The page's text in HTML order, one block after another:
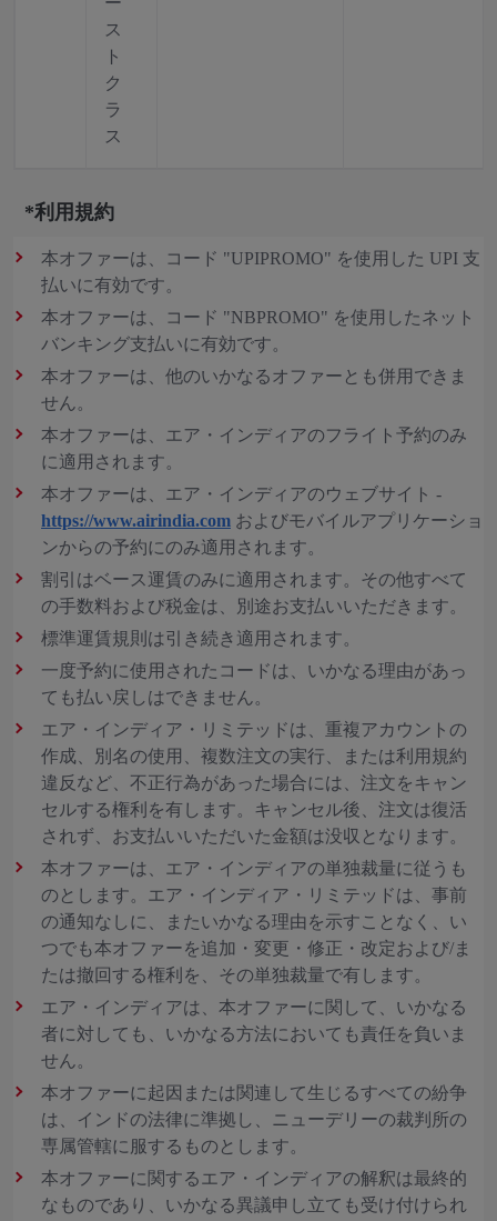
ス
ト
ク
ラ
ス
*利用規約
本オファーは、コード "UPIPROMO" を使用した UPI 支
払いに有効です。
本オファーは、コード "NBPROMO" を使用したネット
バンキング支払いに有効です。
本オファーは、他のいかなるオファーとも併用できま
せん。
本オファーは、エア・インディアのフライト予約のみ
に適用されます。
本オファーは、エア・インディアのウェブサイト -
https://www.airindia.com およびモバイルアプリケーショ
ンからの予約にのみ適用されます。
割引はベース運賃のみに適用されます。その他すべて
の手数料および税金は、別途お支払いいただきます。
標準運賃規則は引き続き適用されます。
一度予約に使用されたコードは、いかなる理由があっ
ても払い戻しはできません。
エア・インディア・リミテッドは、重複アカウントの
作成、別名の使用、複数注文の実行、または利用規約
違反など、不正行為があった場合には、注文をキャン
セルする権利を有します。キャンセル後、注文は復活
されず、お支払いいただいた金額は没収となります。
本オファーは、エア・インディアの単独裁量に従うも
のとします。エア・インディア・リミテッドは、事前
の通知なしに、またいかなる理由を示すことなく、い
つでも本オファーを追加・変更・修正・改定および/ま
たは撤回する権利を、その単独裁量で有します。
エア・インディアは、本オファーに関して、いかなる
者に対しても、いかなる方法においても責任を負いま
せん。
本オファーに起因または関連して生じるすべての紛争
は、インドの法律に準拠し、ニューデリーの裁判所の
専属管轄に服するものとします。
本オファーに関するエア・インディアの解釈は最終的
なものであり、いかなる異議申し立ても受け付けられ